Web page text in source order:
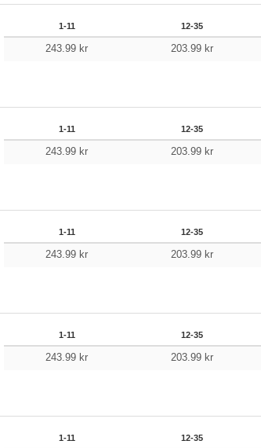
1-11 12-35
243.99 kr 203.99 kr
1-11 12-35
243.99 kr 203.99 kr
1-11 12-35
243.99 kr 203.99 kr
1-11 12-35
243.99 kr 203.99 kr
1-11 12-35